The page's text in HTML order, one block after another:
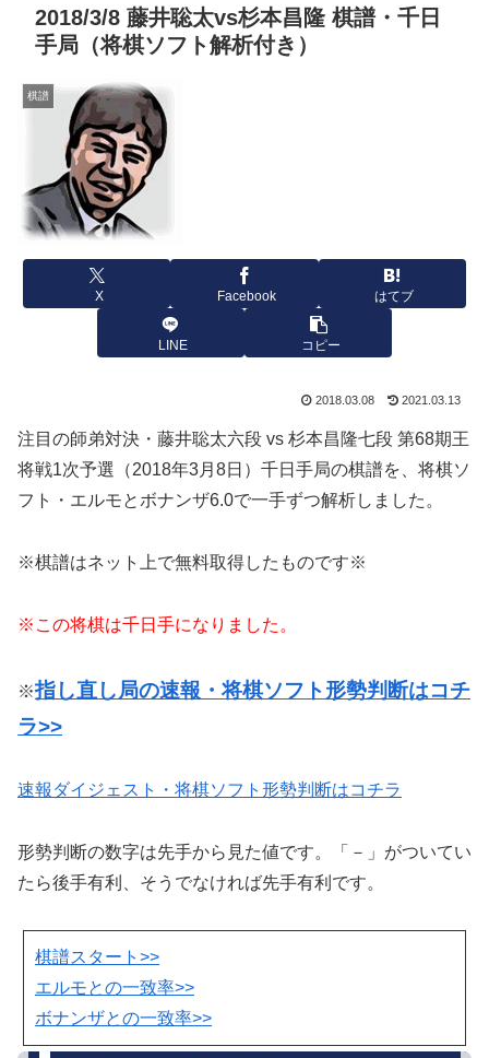
2018/3/8 藤井聡太vs杉本昌隆 棋譜・千日
手局（将棋ソフト解析付き）
棋譜
X Facebook はてブ
LINE コピー
2018.03.08 2021.03.13
注目の師弟対決・藤井聡太六段 vs 杉本昌隆七段 第68期王
将戦1次予選（2018年3月8日）千日手局の棋譜を、将棋ソ
フト・エルモとボナンザ6.0で一手ずつ解析しました。
※棋譜はネット上で無料取得したものです※
※この将棋は千日手になりました。
※指し直し局の速報・将棋ソフト形勢判断はコチ
ラ>>
速報ダイジェスト・将棋ソフト形勢判断はコチラ
形勢判断の数字は先手から見た値です。「－」がついてい
たら後手有利、そうでなければ先手有利です。
棋譜スタート>>
エルモとの一致率>>
ボナンザとの一致率>>